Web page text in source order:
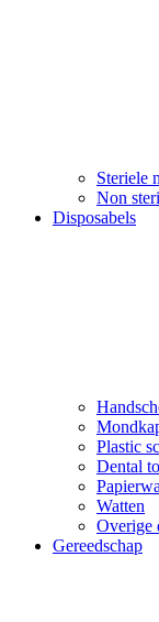
Steriele
Non
Disposabels
Plastic
Dental
Watten
Overige
Gereedschap